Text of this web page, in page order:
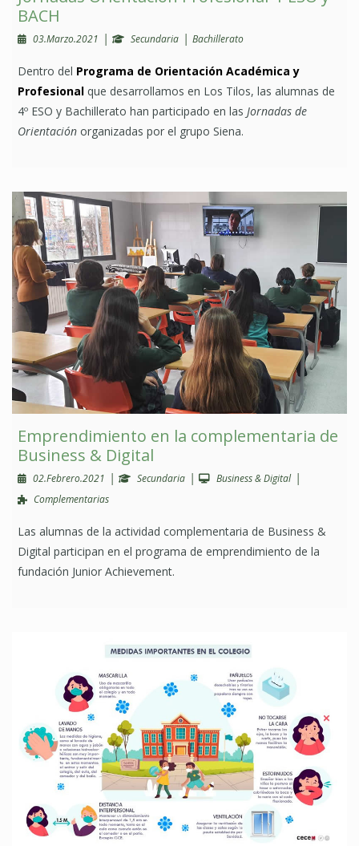
BACH
03.Marzo.2021 | Secundaria | Bachillerato
Dentro del Programa de Orientación Académica y
Profesional que desarrollamos en Los Tilos, las alumnas de
4º ESO y Bachillerato han participado en las Jornadas de
Orientación organizadas por el grupo Siena.
Emprendimiento en la complementaria de
Business & Digital
02.Febrero.2021 | Secundaria | Business & Digital |
Complementarias
Las alumnas de la actividad complementaria de Business &
Digital participan en el programa de emprendimiento de la
fundación Junior Achievement.